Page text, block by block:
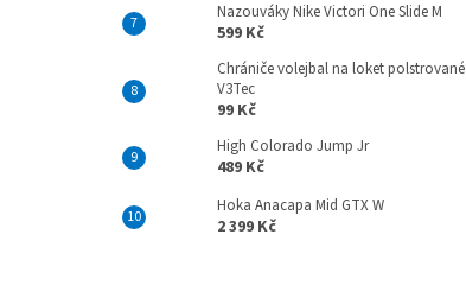
Nazouváky Nike Victori One Slide M
599 Kč
Chrániče volejbal na loket polstrované
V3Tec
99 Kč
High Colorado Jump Jr
489 Kč
Hoka Anacapa Mid GTX W
2 399 Kč